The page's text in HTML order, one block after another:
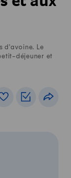
d'avoine. Le
déjeuner et
Livre de recettes
Listes de